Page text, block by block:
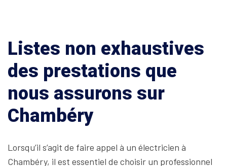
Listes non exhaustives
des prestations que
nous assurons sur
Chambéry
Lorsqu’il s’agit de faire appel à un électricien à
Chambéry, il est essentiel de choisir un professionnel